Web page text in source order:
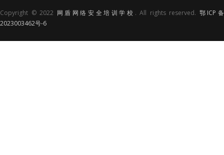
Copyright © 2022 网盾网络安全培训学校 . All rights reserved. 鄂ICP备
2023003462号-6